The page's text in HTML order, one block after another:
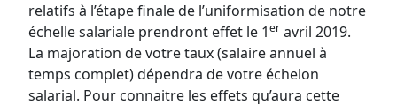
relatifs à l’étape finale de l’uniformisation de notre
échelle salariale prendront effet le 1er avril 2019.
La majoration de votre taux (salaire annuel à
temps complet) dépendra de votre échelon
salarial. Pour connaitre les effets qu’aura cette